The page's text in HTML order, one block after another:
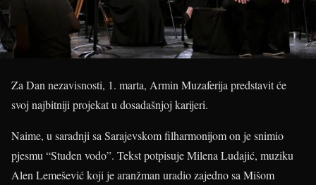
Za Dan nezavisnosti, 1. marta, Armin Muzaferija predstavit će
svoj najbitniji projekat u dosadašnjoj karijeri.
Naime, u saradnji sa Sarajevskom filharmonijom on je snimio
pjesmu “Studen vodo”. Tekst potpisuje Milena Ludajić, muziku
Alen Lemešević koji je aranžman uradio zajedno sa Mišom